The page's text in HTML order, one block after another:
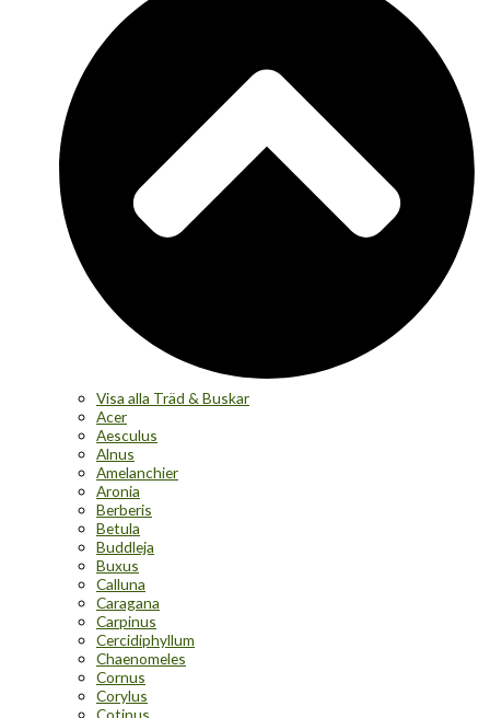
Visa alla Träd & Buskar
Acer
Aesculus
Alnus
Amelanchier
Aronia
Berberis
Betula
Buddleja
Buxus
Calluna
Caragana
Carpinus
Cercidiphyllum
Chaenomeles
Cornus
Corylus